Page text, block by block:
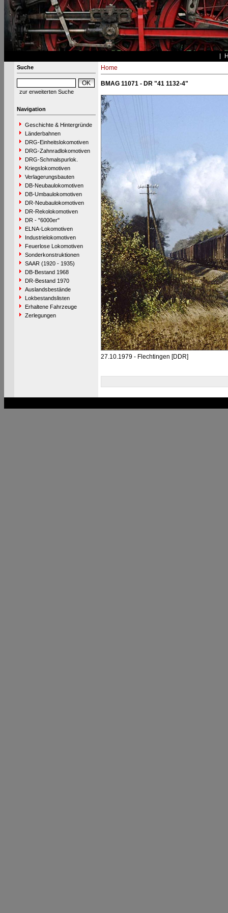
Suche
zur erweiterten Suche
Navigation
Geschichte & Hintergründe
Länderbahnen
DRG-Einheitslokomotiven
DRG-Zahnradlokomotiven
DRG-Schmalspurlok.
Kriegslokomotiven
Verlagerungsbauten
DB-Neubaulokomotiven
DB-Umbaulokomotiven
DR-Neubaulokomotiven
DR-Rekolokomotiven
DR - "6000er"
ELNA-Lokomotiven
Industrielokomotiven
Feuerlose Lokomotiven
Sonderkonstruktionen
SAAR (1920 - 1935)
DB-Bestand 1968
DR-Bestand 1970
Auslandsbestände
Lokbestandslisten
Erhaltene Fahrzeuge
Zerlegungen
Home
BMAG 11071 - DR "41 1132-4"
27.10.1979 - Flechtingen [DDR]